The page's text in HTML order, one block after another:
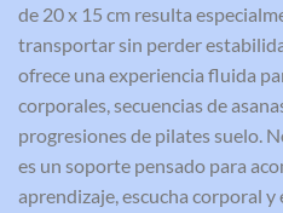
de 20 x 15 cm resulta
transportar sin perder
ofrece una experiencia fluida
corporales, secuencias de
progresiones de pilates suelo.
es un soporte pensado para
aprendizaje, escucha corporal